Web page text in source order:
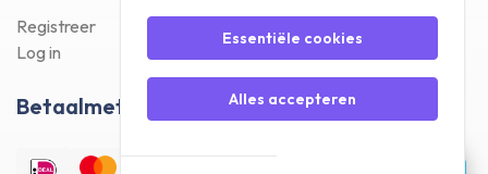
Registreer
Log in
Betaalmethodes
Essentiële cookies
Alles accepteren